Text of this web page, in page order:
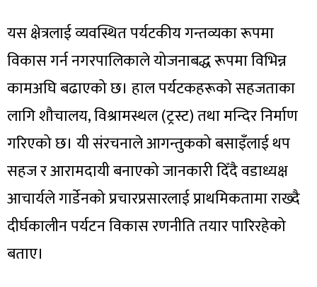
यस क्षेत्रलाई व्यवस्थित पर्यटकीय गन्तव्यका रूपमा
विकास गर्न नगरपालिकाले योजनाबद्ध रूपमा विभिन्न
कामअघि बढाएको छ। हाल पर्यटकहरूको सहजताका
लागि शौचालय, विश्रामस्थल (ट्रस्ट) तथा मन्दिर निर्माण
गरिएको छ। यी संरचनाले आगन्तुकको बसाइँलाई थप
सहज र आरामदायी बनाएको जानकारी दिँदै वडाध्यक्ष
आचार्यले गार्डेनको प्रचारप्रसारलाई प्राथमिकतामा राख्दै
दीर्घकालीन पर्यटन विकास रणनीति तयार पारिरहेको
बताए।